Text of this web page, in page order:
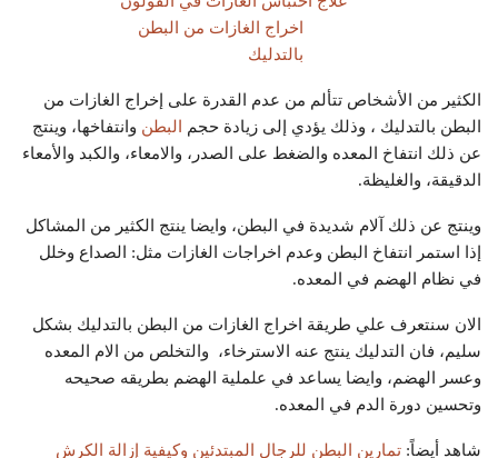
اخراج الغازات من البطن
بالتدليك
الكثير من الأشخاص تتألم من عدم القدرة على إخراج الغازات من
البطن بالتدليك ، وذلك يؤدي إلى زيادة حجم البطن وانتفاخها، وينتج
عن ذلك انتفاخ المعده والضغط على الصدر، والامعاء، والكبد والأمعاء
الدقيقة، والغليظة.
وينتج عن ذلك آلام شديدة في البطن، وايضا ينتج الكثير من المشاكل
إذا استمر انتفاخ البطن وعدم اخراجات الغازات مثل: الصداع وخلل
في نظام الهضم في المعده.
الان سنتعرف علي طريقة اخراج الغازات من البطن بالتدليك بشكل
سليم، فان التدليك ينتج عنه الاسترخاء، والتخلص من الام المعده
وعسر الهضم، وايضا يساعد في علملية الهضم بطريقه صحيحه
وتحسين دورة الدم في المعده.
شاهد أيضاً: تمارين البطن للرجال المبتدئين وكيفية إزالة الكرش